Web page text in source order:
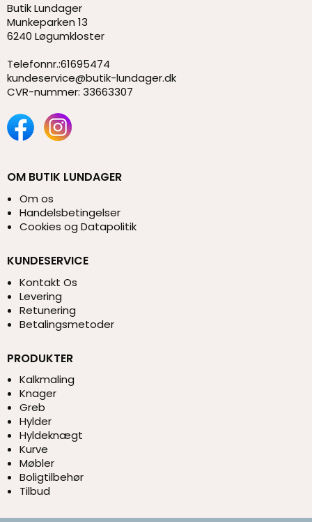
Butik Lundager
Munkeparken 13
6240 Løgumkloster
Telefonnr.:61695474
kundeservice@butik-lundager.dk
CVR-nummer: 33663307
OM BUTIK LUNDAGER
Om os
Handelsbetingelser
Cookies og Datapolitik
KUNDESERVICE
Kontakt Os
Levering
Retunering
Betalingsmetoder
PRODUKTER
Kalkmaling
Knager
Greb
Hylder
Hyldeknægt
Kurve
Møbler
Boligtilbehør
Tilbud